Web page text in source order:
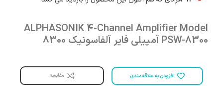
ALPHASONIK 4-Channel Amplifier Model
PSW-8300 آمپیلی فایر آلفاسونیک 8300
افزودن به علاقه مندی مقایسه